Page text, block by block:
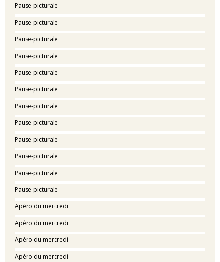
Pause-picturale
Pause-picturale
Pause-picturale
Pause-picturale
Pause-picturale
Pause-picturale
Pause-picturale
Pause-picturale
Pause-picturale
Pause-picturale
Pause-picturale
Pause-picturale
Apéro du mercredi
Apéro du mercredi
Apéro du mercredi
Apéro du mercredi